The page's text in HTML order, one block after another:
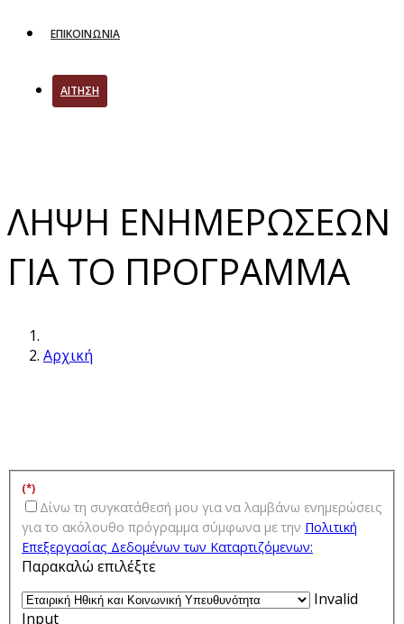
ΕΠΙΚΟΙΝΩΝΙΑ
ΑΙΤΗΣΗ
ΛΗΨΗ ΕΝΗΜΕΡΩΣΕΩΝ
ΓΙΑ ΤΟ ΠΡΟΓΡΑΜΜΑ
Αρχική
(*)
Δίνω τη συγκατάθεσή μου για να λαμβάνω ενημερώσεις
για τo ακόλουθο πρόγραμμα σύμφωνα με την Πολιτική
Επεξεργασίας Δεδομένων των Kαταρτιζόμενων:
Παρακαλώ επιλέξτε
Invalid
Input